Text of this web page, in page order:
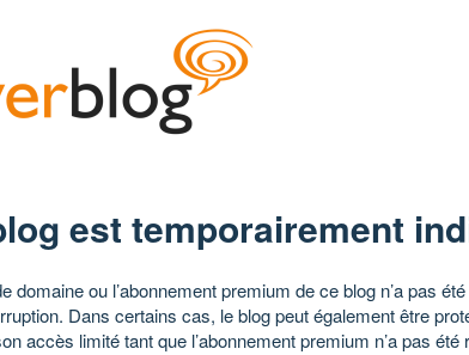
est temporairement
domaine ou l’abonnement premium de ce blog n’a pas
Dans certains cas, le blog peut également être
accès limité tant que l’abonnement premium n’a pas été